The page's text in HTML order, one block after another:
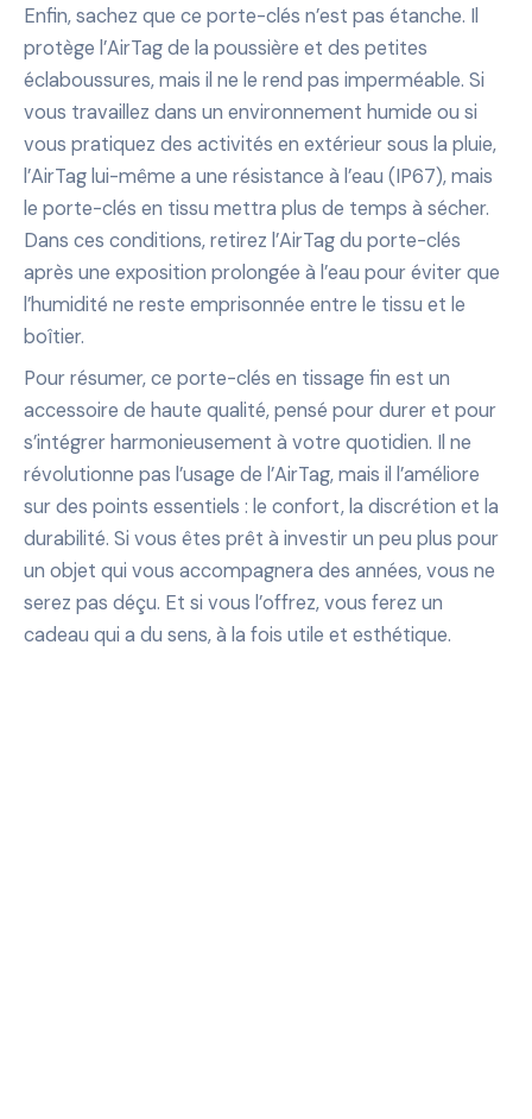
Enfin, sachez que ce porte-clés n’est pas étanche. Il
protège l’AirTag de la poussière et des petites
éclaboussures, mais il ne le rend pas imperméable. Si
vous travaillez dans un environnement humide ou si
vous pratiquez des activités en extérieur sous la pluie,
l’AirTag lui-même a une résistance à l’eau (IP67), mais
le porte-clés en tissu mettra plus de temps à sécher.
Dans ces conditions, retirez l’AirTag du porte-clés
après une exposition prolongée à l’eau pour éviter que
l’humidité ne reste emprisonnée entre le tissu et le
boîtier.
Pour résumer, ce porte-clés en tissage fin est un
accessoire de haute qualité, pensé pour durer et pour
s’intégrer harmonieusement à votre quotidien. Il ne
révolutionne pas l’usage de l’AirTag, mais il l’améliore
sur des points essentiels : le confort, la discrétion et la
durabilité. Si vous êtes prêt à investir un peu plus pour
un objet qui vous accompagnera des années, vous ne
serez pas déçu. Et si vous l’offrez, vous ferez un
cadeau qui a du sens, à la fois utile et esthétique.